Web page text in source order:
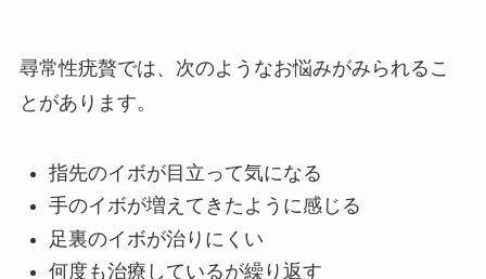
尋常性疣贅では、次のようなお悩みがみられるこ
とがあります。
指先のイボが目立って気になる
手のイボが増えてきたように感じる
足裏のイボが治りにくい
何度も治療しているが繰り返す